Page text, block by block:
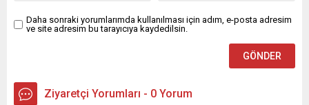
Daha sonraki yorumlarımda kullanılması için adım, e-posta adresim
ve site adresim bu tarayıcıya kaydedilsin.
Ziyaretçi Yorumları - 0 Yorum